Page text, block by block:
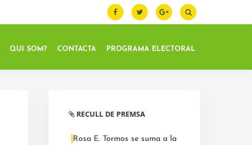
QUI SOM? CONTACTA PROGRAMA ELECTORAL
lateralRECULL DE PREMSA
Rosa E. Tormos se suma a la